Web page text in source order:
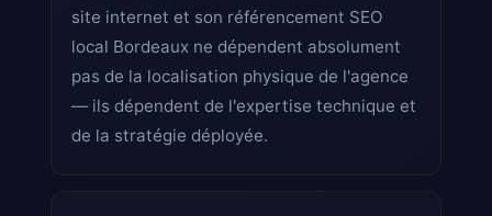
site internet et son référencement SEO
local Bordeaux ne dépendent absolument
pas de la localisation physique de l'agence
— ils dépendent de l'expertise technique et
de la stratégie déployée.